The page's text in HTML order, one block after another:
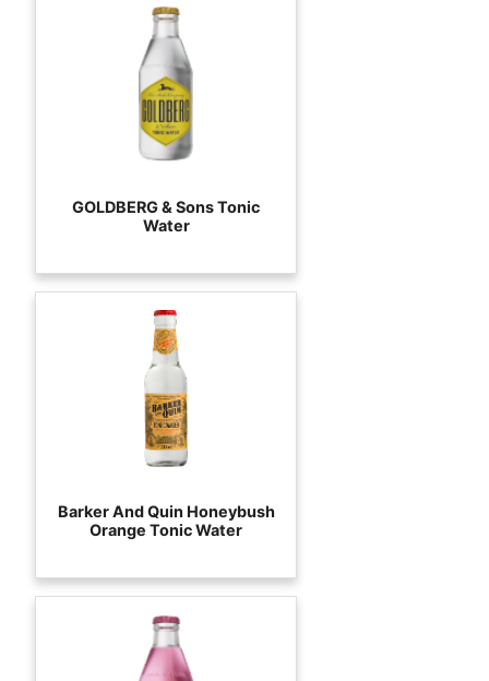
GOLDBERG & Sons Tonic
Water
Barker And Quin Honeybush
Orange Tonic Water